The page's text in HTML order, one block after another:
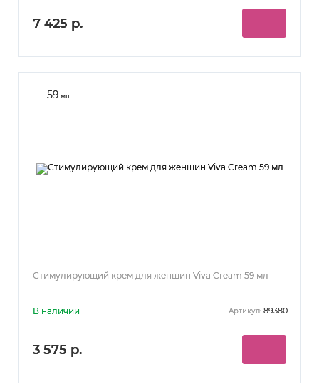
7 425 р.
59 мл
Стимулирующий крем для женщин Viva Cream 59 мл
В наличии Артикул: 89380
3 575 р.